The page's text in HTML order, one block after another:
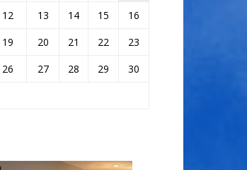
12 13 14 15
16
19 20 21 22
23
26 27 28 29
30